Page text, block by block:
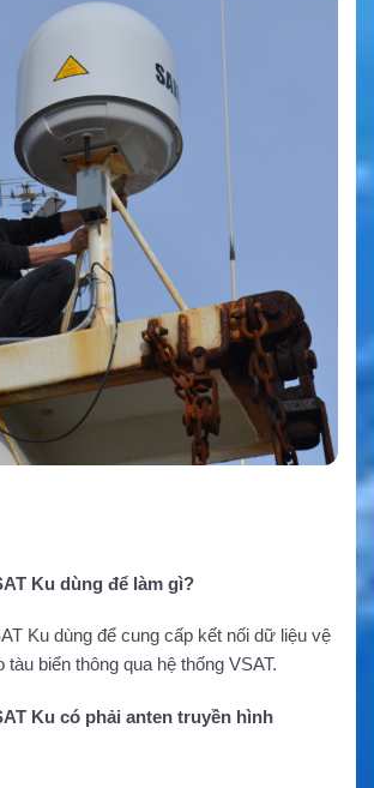
Ku dùng để làm gì?
Ku dùng để cung cấp kết nối dữ liệu vệ
tàu biển thông qua hệ thống VSAT.
Ku có phải anten truyền hình